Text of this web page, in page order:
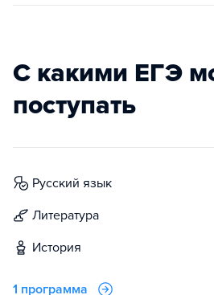
С какими ЕГЭ
поступать
русский язык
литература
история
1 программа